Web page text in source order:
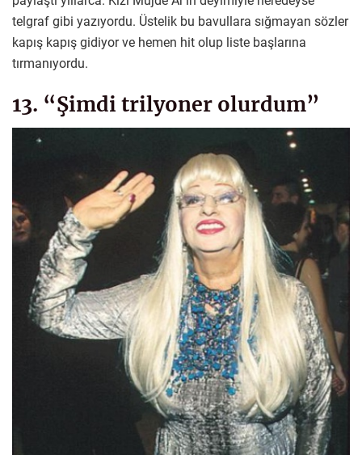
telgraf gibi yazıyordu. Üstelik bu bavullara sığmayan sözler
kapış kapış gidiyor ve hemen hit olup liste başlarına
tırmanıyordu.
13. “Şimdi trilyoner olurdum”